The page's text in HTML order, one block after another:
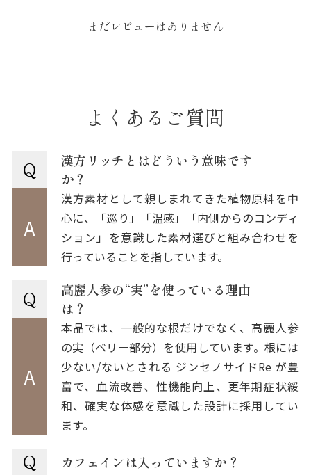
まだレビューはありません
よくあるご質問
Q
漢方リッチとはどういう意味です
か？
A
漢方素材として親しまれてきた植物原料を中
心に、「巡り」「温感」「内側からのコンディ
ション」を意識した素材選びと組み合わせを
行っていることを指しています。
Q
高麗人参の“実”を使っている理由
は？
A
本品では、一般的な根だけでなく、高麗人参
の実（ベリー部分）を使用しています。根には
少ない/ないとされる ジンセノサイドRe が豊
富で、血流改善、性機能向上、更年期症状緩
和、確実な体感を意識した設計に採用してい
ます。
Q カフェインは入っていますか？